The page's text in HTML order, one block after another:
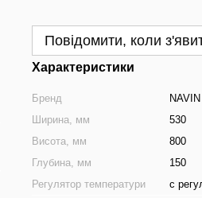
Повідомити, коли
Характеристики
Бренд
NAVIN
Ширина, мм
530
Висота, мм
800
Глубина, мм
150
Регулятор температури
с